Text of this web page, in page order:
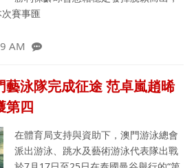
賽事匯
AM
藝泳隊完成征途 范卓嵐趙晞
第四
在體育局支持與資助下，澳門游泳總會
派出游泳、跳水及藝術游泳代表隊出戰